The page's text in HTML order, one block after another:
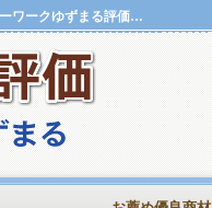
ツール系教材の紹介方法 | 評価特典.確実に稼ぐ商材評価アフィリハローワークゆずまる評価特典.確実に稼ぐ商材評価アフィリハローワークゆずまる